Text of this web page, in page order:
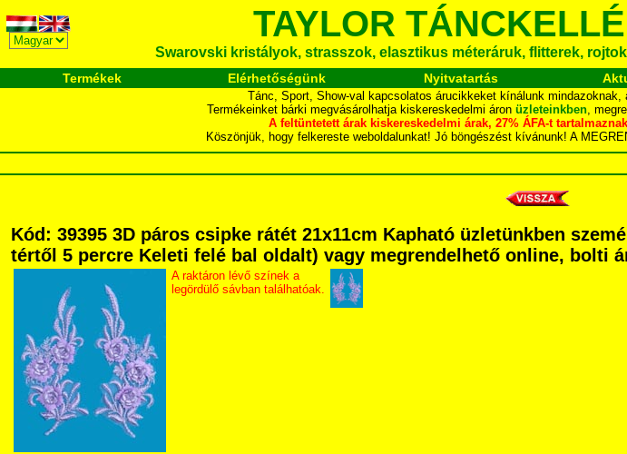
TAYLOR
Swarovski kristályok, strasszok, elasztikus méteráruk, flitterek,
Termékek Elérhetőségünk Nyitvatartás
Tánc, Sport, Show-val kapcsolatos árucikkeket kínálunk
Termékeinket bárki megvásárolhatja kiskereskedelmi áron üzleteinkben,
A feltüntetett árak kiskereskedelmi árak, 27% ÁFA-t
Köszönjük, hogy felkereste weboldalunkat! Jó böngészést kívánunk! A
Kód: 39395 3D páros csipke rátét 21x11cm Kapható üzletünkben
tértől 5 percre Keleti felé bal oldalt) vagy megrendelhető online, bolti
A raktáron lévő színek a
legördülő sávban találhatóak.